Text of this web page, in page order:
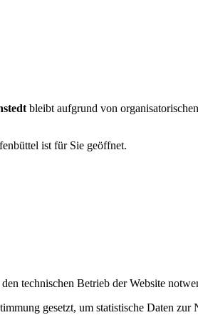
bleibt aufgrund von
ist für Sie geöffnet.
technischen Betrieb der Website
gesetzt, um statistische Daten